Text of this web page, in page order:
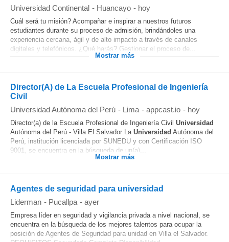
Universidad Continental - Huancayo - hoy
Cuál será tu misión? Acompañar e inspirar a nuestros futuros
estudiantes durante su proceso de admisión, brindándoles una
experiencia cercana, ágil y de alto impacto a través de canales
digitales y telefónicos. ¿Qué harás? Gestionar el proceso de...
Mostrar más
Director(A) de La Escuela Profesional de Ingeniería
Civil
Universidad Autónoma del Perú - Lima - appcast.io - hoy
Director(a) de la Escuela Profesional de Ingeniería Civil Universidad
Autónoma del Perú - Villa El Salvador La Universidad Autónoma del
Perú, institución licenciada por SUNEDU y con Certificación ISO
9001, se encuentra en la búsqueda de un(a)...
Mostrar más
Agentes de seguridad para universidad
Liderman - Pucallpa - ayer
Empresa líder en seguridad y vigilancia privada a nivel nacional, se
encuentra en la búsqueda de los mejores talentos para ocupar la
posición de Agentes de Seguridad para unidad en Villa el Salvador.